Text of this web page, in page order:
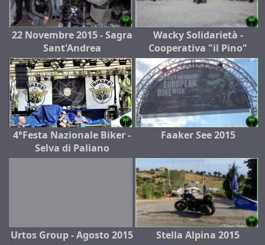
22 Novembre 2015 - Sagra
Sant'Andrea
Wacky Solidarietà -
Cooperativa "il Pino"
4°Festa Nazionale Biker -
Selva di Paliano
Faaker See 2015
Urtos Group - Agosto 2015 Stella Alpina 2015